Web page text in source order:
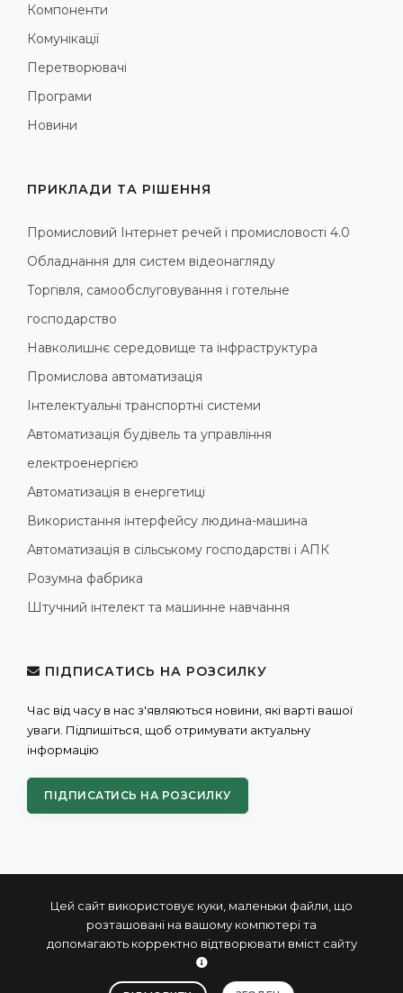
Цей сайт використовує куки, маленьки файли, що
розташовані на вашому компютері та
допомагають корректно відтворювати вміст сайту
Компоненти
Комунікації
Перетворювачі
Програми
Новини
ПРИКЛАДИ ТА РІШЕННЯ
Промисловий Інтернет речей і промисловості 4.0
Обладнання для систем відеонагляду
Торгівля, самообслуговування і готельне
господарство
Навколишнє середовище та інфраструктура
Промислова автоматизація
Інтелектуальні транспортні системи
Автоматизація будівель та управління
електроенергією
Автоматизація в енергетиці
Використання інтерфейсу людина-машина
Автоматизація в сільському господарстві і АПК
Розумна фабрика
Штучний інтелект та машинне навчання
ПІДПИСАТИСЬ НА РОЗСИЛКУ
Час від часу в нас з'являються новини, які варті вашої
уваги. Підпишіться, щоб отримувати актуальну
інформацію
ПІДПИСАТИСЬ НА РОЗСИЛКУ
© 2004 - 2026 ПРОКСИС™ - промислові комп'ютери та
системи